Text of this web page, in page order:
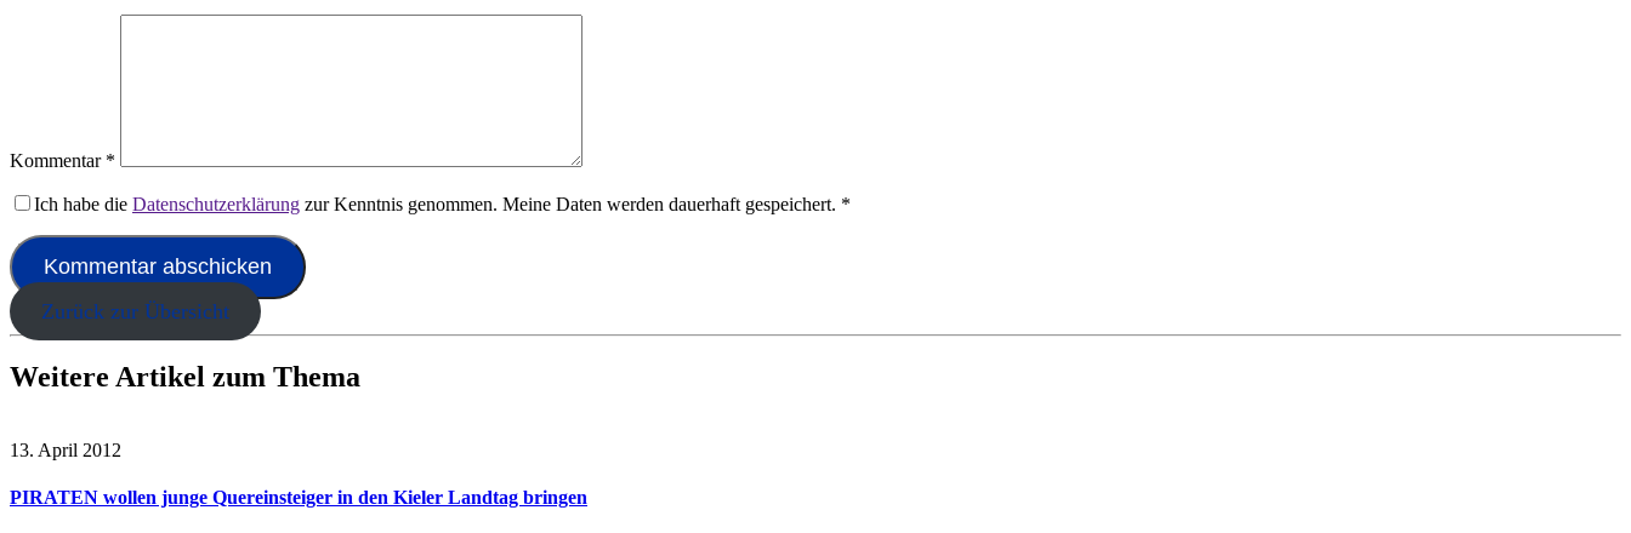
Kommentar *
Ich habe die Datenschutzerklärung zur Kenntnis genommen. Meine Daten werden dauerhaft gespeichert. *
Zurück zur Übersicht
Weitere Artikel zum Thema
13. April 2012
PIRATEN wollen junge Quereinsteiger in den Kieler Landtag bringen